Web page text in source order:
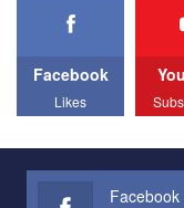
We appeal to your
All you have to do is
Эмоционально
представляющий
Facebook
Likes
Facebook